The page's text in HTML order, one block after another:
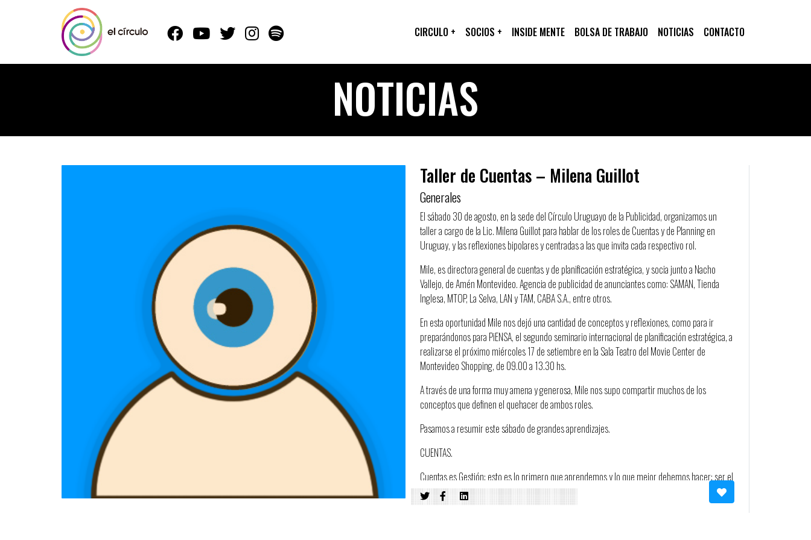
CIRCULO + SOCIOS + INSIDE MENTE BOLSA DE TRABAJO NOTICIAS CONTACTO
NOTICIAS
Taller de Cuentas – Milena Guillot
Generales
El sábado 30 de agosto, en la sede del Círculo Uruguayo de la Publicidad, organizamos un
taller a cargo de la Lic. Milena Guillot para hablar de los roles de Cuentas y de Planning en
Uruguay, y las reflexiones bipolares y centradas a las que invita cada respectivo rol.
Mile, es directora general de cuentas y de planificación estratégica, y socia junto a Nacho
Vallejo, de Amén Montevideo. Agencia de publicidad de anunciantes como: SAMAN, Tienda
Inglesa, MTOP, La Selva, LAN y TAM, CABA S.A., entre otros.
En esta oportunidad Mile nos dejó una cantidad de conceptos y reflexiones, como para ir
preparándonos para PiENSA, el segundo seminario internacional de planificación estratégica, a
realizarse el próximo miércoles 17 de setiembre en la Sala Teatro del Movie Center de
Montevideo Shopping, de 09.00 a 13.30 hs.
A través de una forma muy amena y generosa, Mile nos supo compartir muchos de los
conceptos que definen el quehacer de ambos roles.
Pasamos a resumir este sábado de grandes aprendizajes.
CUENTAS.
Cuentas es Gestión: esto es lo primero que aprendemos y lo que mejor debemos hacer: ser el
“cuello” por el que pasa todo lo que hace funcionar a la organización.